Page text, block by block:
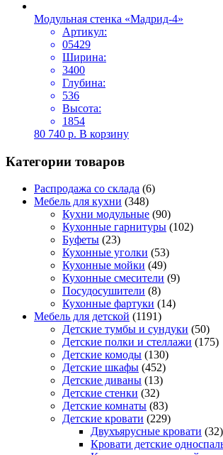
Модульная стенка «Мадрид-4»
Артикул:
05429
Ширина:
3400
Глубина:
536
Высота:
1854
80 740 р. В корзину
Категории товаров
Распродажа со склада (6)
Мебель для кухни (348)
Кухни модульные (90)
Кухонные гарнитуры (102)
Буфеты (23)
Кухонные уголки (53)
Кухонные мойки (49)
Кухонные смесители (9)
Посудосушители (8)
Кухонные фартуки (14)
Мебель для детской (1191)
Детские тумбы и сундуки (50)
Детские полки и стеллажи (175)
Детские комоды (130)
Детские шкафы (452)
Детские диваны (13)
Детские стенки (32)
Детские комнаты (83)
Детские кровати (229)
Двухъярусные кровати (32)
Кровати детские